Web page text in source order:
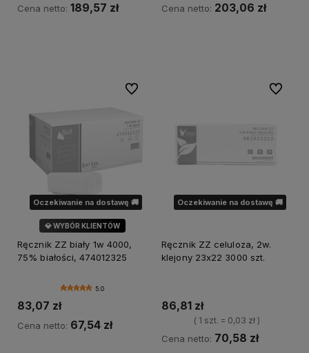
Cena netto: 189,57 zł Cena netto: 203,06 zł
Oczekiwanie na dostawę 🚚
💎 WYBÓR KLIENTÓW
🌿 MARKA SOFT
Ręcznik ZZ biały 1w 4000,
75% białości, 474012325
5.0
83,07 zł
Cena netto: 67,54 zł
Do ulubionych
Oczekiwanie na dostawę 🚚
Ręcznik ZZ celuloza, 2w.
klejony 23x22 3000 szt.
86,81 zł
( 1 szt. = 0,03 zł )
Cena netto: 70,58 zł
Do